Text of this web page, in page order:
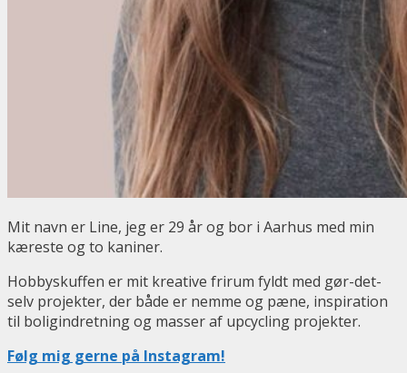
Mit navn er Line, jeg er 29 år og bor i Aarhus med min
kæreste og to kaniner.
Hobbyskuffen er mit kreative frirum fyldt med gør-det-
selv projekter, der både er nemme og pæne, inspiration
til boligindretning og masser af upcycling projekter.
Følg mig gerne på Instagram!